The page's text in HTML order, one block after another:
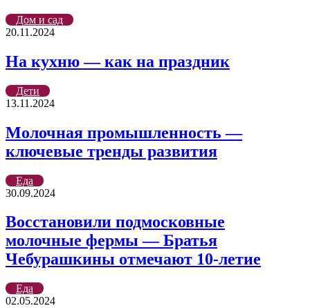
Дом и сад
20.11.2024
На кухню — как на праздник
Дети
13.11.2024
Молочная промышленность —
ключевые тренды развития
Еда
30.09.2024
Восстановили подмосковные
молочные фермы — Братья
Чебурашкины отмечают 10-летие
Еда
02.05.2024